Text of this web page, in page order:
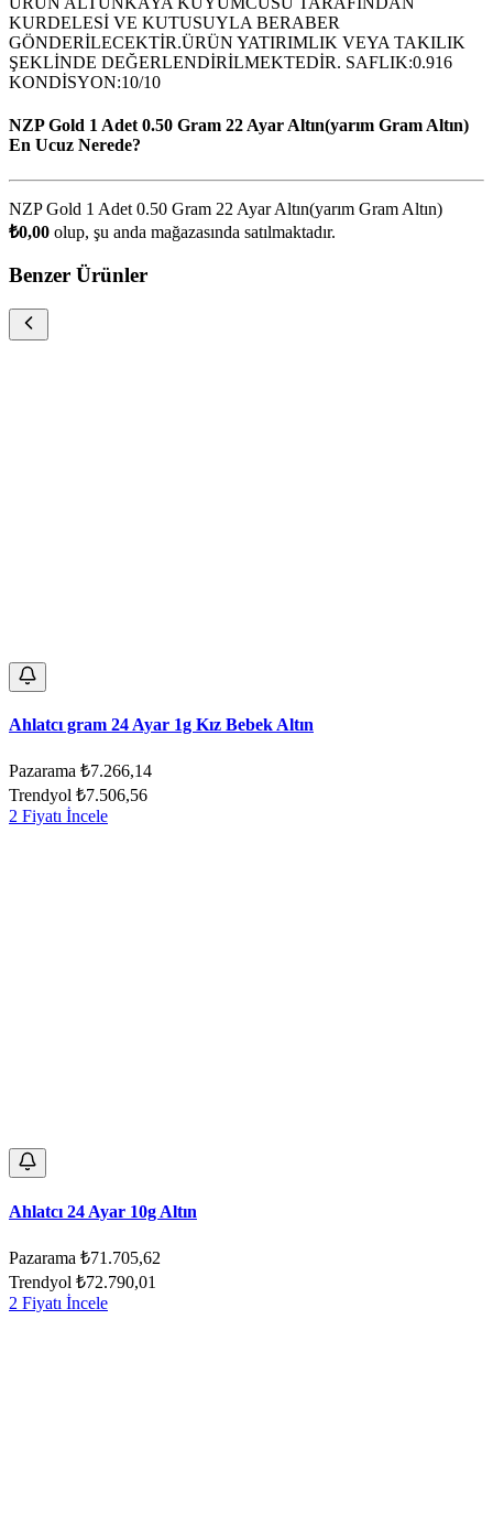
KURDELESİ VE KUTUSUYLA BERABER
GÖNDERİLECEKTİR.ÜRÜN YATIRIMLIK VEYA TAKILIK
ŞEKLİNDE DEĞERLENDİRİLMEKTEDİR. SAFLIK:0.916
KONDİSYON:10/10
NZP Gold 1 Adet 0.50 Gram 22 Ayar Altın(yarım Gram Altın)
En Ucuz Nerede?
NZP Gold 1 Adet 0.50 Gram 22 Ayar Altın(yarım Gram Altın)
₺0,00 olup, şu anda mağazasında satılmaktadır.
Benzer Ürünler
Ahlatcı gram 24 Ayar 1g Kız Bebek Altın
Pazarama ₺7.266,14
Trendyol ₺7.506,56
2 Fiyatı İncele
Ahlatcı 24 Ayar 10g Altın
Pazarama ₺71.705,62
Trendyol ₺72.790,01
2 Fiyatı İncele